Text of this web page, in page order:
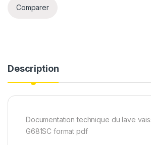
Comparer
Description
Documentation technique du lave
G681SC format pdf